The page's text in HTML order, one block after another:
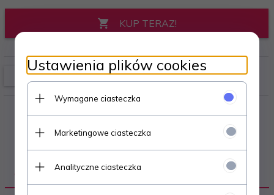
KUP TERAZ!
OPIS PRODUKTU
Ustawienia plików cookies
Wymagane ciasteczka
Marketingowe ciasteczka
Analityczne ciasteczka